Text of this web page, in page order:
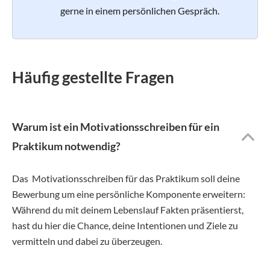
gerne in einem persönlichen Gespräch.
Häufig gestellte Fragen
Warum ist ein Motivationsschreiben für ein
Praktikum notwendig?
Das Motivationsschreiben für das Praktikum soll deine
Bewerbung um eine persönliche Komponente erweitern:
Während du mit deinem Lebenslauf Fakten präsentierst,
hast du hier die Chance, deine Intentionen und Ziele zu
vermitteln und dabei zu überzeugen.